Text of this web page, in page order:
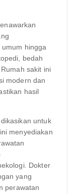
hingga
bedah
sakit ini
modern dan
hasil
untuk
menyediakan
Dokter
yang
perawatan